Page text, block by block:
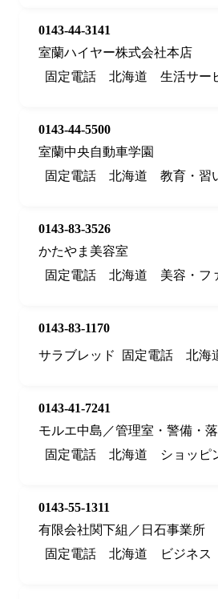
0143-44-3141
室蘭ハイヤー株式会社本店
固定電話
北海道 生活サー
0143-44-5500
室蘭中央自動車学園
固定電話
北海道 教育・習
0143-83-3526
かたやま美容室
固定電話
北海道 美容・フ
0143-83-1170
サラブレッド
固定電話 北海
0143-41-7241
モルエ中島／管理室・警備・
固定電話
北海道 ショッピ
0143-55-1311
有限会社関下組／日石事業所
固定電話
北海道 ビジネス